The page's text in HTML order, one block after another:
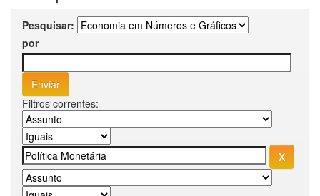
Pesquisar:
por
Filtros correntes: